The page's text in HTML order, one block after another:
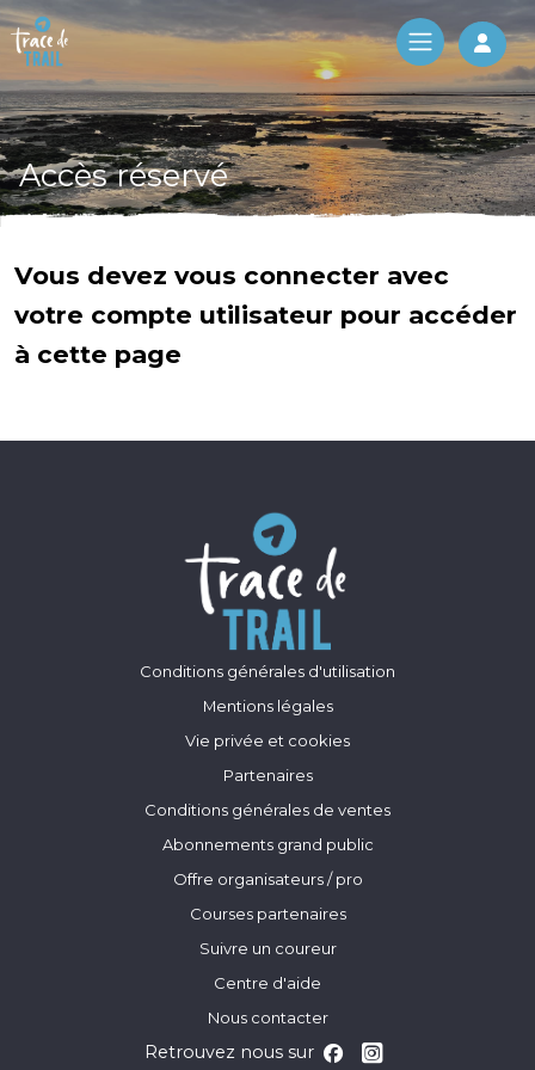
Log
Accès réservé
Vous devez vous connecter avec
votre compte utilisateur pour accéder
à cette page
Conditions générales d'utilisation
Mentions légales
Vie privée et cookies
Partenaires
Conditions générales de ventes
Abonnements grand public
Offre organisateurs / pro
Courses partenaires
Suivre un coureur
Centre d'aide
Nous contacter
Retrouvez nous sur